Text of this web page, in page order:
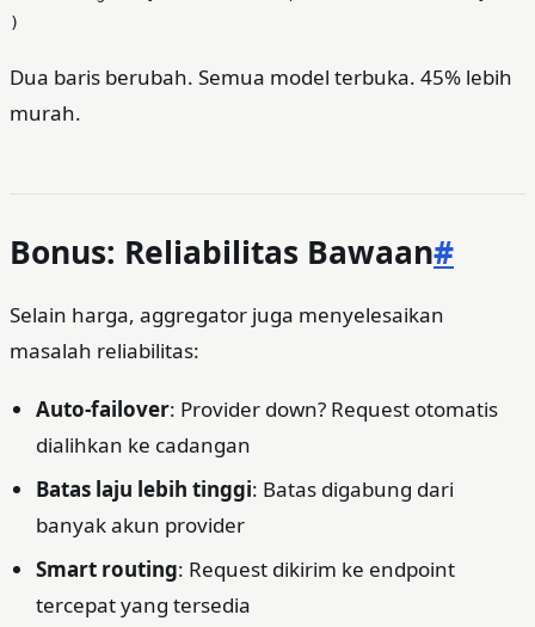
Dua baris berubah. Semua model terbuka. 45% lebih
murah.
Bonus: Reliabilitas Bawaan#
Selain harga, aggregator juga menyelesaikan
masalah reliabilitas:
Auto-failover: Provider down? Request otomatis
dialihkan ke cadangan
Batas laju lebih tinggi: Batas digabung dari
banyak akun provider
Smart routing: Request dikirim ke endpoint
tercepat yang tersedia